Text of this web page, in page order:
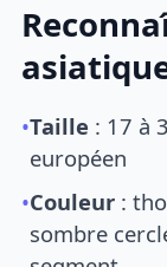
•Taille : 17 à
européen
•Couleur :
sombre